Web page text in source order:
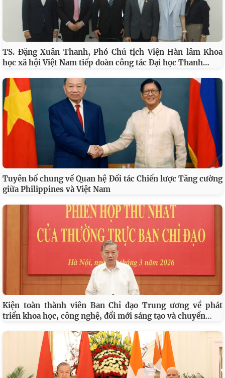
TS. Đặng Xuân Thanh, Phó Chủ tịch Viện Hàn lâm Khoa
học xã hội Việt Nam tiếp đoàn công tác Đại học Thanh…
Tuyên bố chung về Quan hệ Đối tác Chiến lược Tăng cường
giữa Philippines và Việt Nam
Kiện toàn thành viên Ban Chỉ đạo Trung ương về phát
triển khoa học, công nghệ, đổi mới sáng tạo và chuyển…